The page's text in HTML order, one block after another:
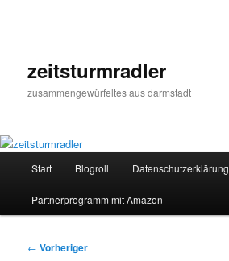
zeitsturmradler
zusammengewürfeltes aus darmstadt
Start Blogroll Datenschutzerklärung
Partnerprogramm mit Amazon
Beitragsnavigation
← Vorheriger